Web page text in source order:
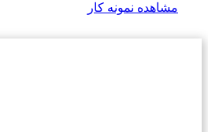
مشاهده نمونه کار